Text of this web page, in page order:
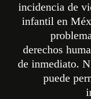
incidencia de
infantil en
derechos
de inmediato.
puede